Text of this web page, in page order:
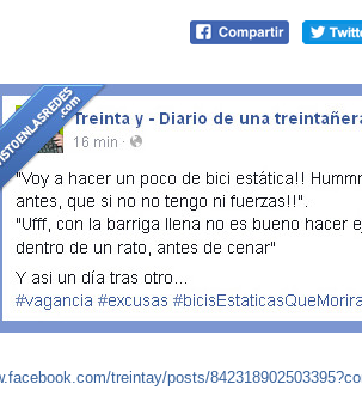
treintay/posts/